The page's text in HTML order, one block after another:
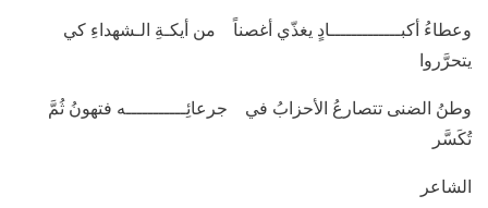
وعطاءُ أكبـــــــــــــادٍ يغذّي أغصناً من أيكـةِ الـشهداءِ كي
يتحرَّروا
وطنُ الضنى تتصارعُ الأحزابُ في جرعائِـــــــــــه فتهونُ ثُمَّ
تُكَسَّر
الشاعر